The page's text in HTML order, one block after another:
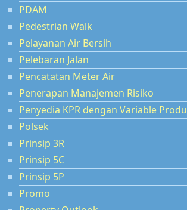
PDAM
Pedestrian Walk
Pelayanan Air Bersih
Pelebaran Jalan
Pencatatan Meter Air
Penerapan Manajemen Risiko
Penyedia KPR dengan Variable
Polsek
Prinsip 3R
Prinsip 5C
Prinsip 5P
Promo